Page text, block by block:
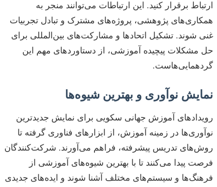
ارتباط برقرار کنید. این ارتباطات می‌توانند منجر به
همکاری‌های پژوهشی، پروژه‌های مشترک و تبادل تجربیات
غنی شوند. تشکیل اتحادها و مشارکت‌های بین‌المللی برای
حل مشکلات پیچیده آموزشی، از دستاوردهای مهم این
گردهمایی‌هاست.
نمایش نوآوری و بهترین شیوه‌ها
رویدادهای آموزش جهانی سکویی برای نمایش جدیدترین
نوآوری‌ها در زمینه آموزش، از ابزارهای فناوری گرفته تا
روش‌های تدریس پیشرفته، فراهم می‌آورند. شرکت‌کنندگان
فرصت پیدا می‌کنند تا با بهترین شیوه‌های آموزشی از
فرهنگ‌ها و سیستم‌های مختلف آشنا شوند و ایده‌های جدیدی